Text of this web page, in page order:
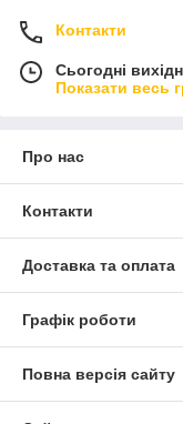
Контакти
Сьогодні
Показати весь
Про нас
Контакти
Доставка та оплата
Графік роботи
Повна версія сайту